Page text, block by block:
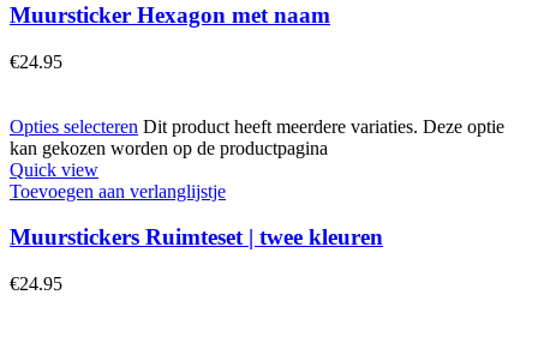
Muursticker Hexagon met naam
€24.95
Opties selecteren Dit product heeft meerdere variaties. Deze optie
kan gekozen worden op de productpagina
Quick view
Toevoegen aan verlanglijstje
Muurstickers Ruimteset | twee kleuren
€24.95